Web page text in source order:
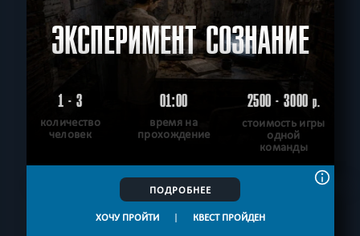
ЭКСПЕРИМЕНТ СОЗНАНИЕ
1 - 3
количество
человек
01:00
время на
прохождение
2500 - 3000р.
стоимость игры
одной
команды
ПОДРОБНЕЕ
ХОЧУ ПРОЙТИ | КВЕСТ ПРОЙДЕН